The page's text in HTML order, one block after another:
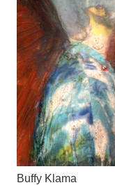
Buffy Klama